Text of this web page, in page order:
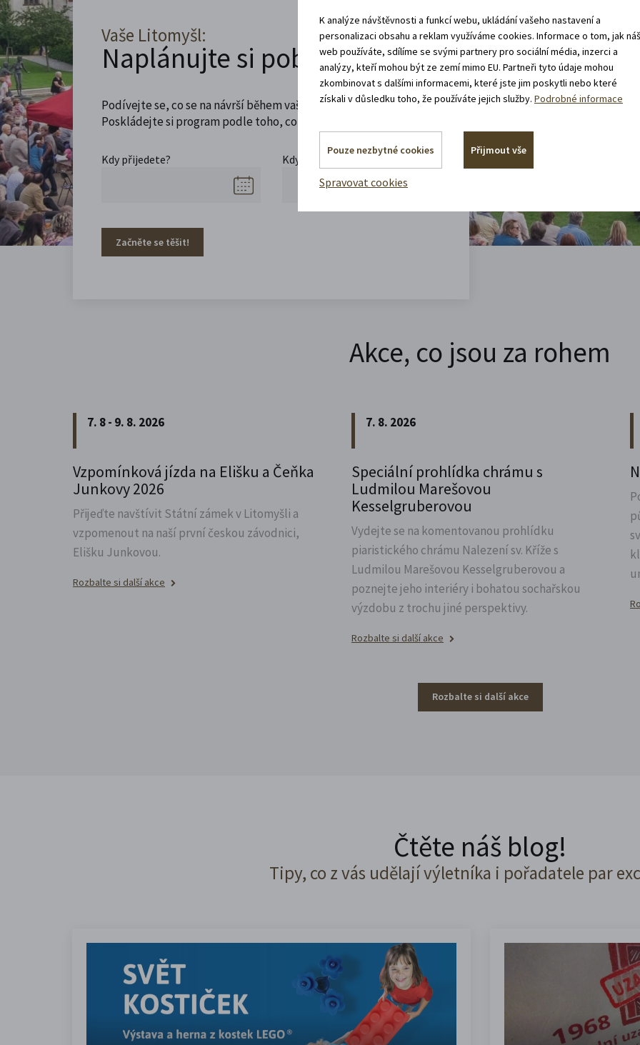
Vaše Litomyšl:
Naplánujte si pobyt
Podívejte se, co se na návrší během vaší návštěvy děje.
Poskládejte si program podle toho, co máte rádi.
Kdy přijedete? Kdy se vracíte domů?
Začněte se těšit!
Akce, co jsou za rohem
7. 8 - 9. 8. 2026
Vzpomínková jízda na Elišku a Čeňka
Junkovy 2026
Přijeďte navštívit Státní zámek v Litomyšli a
vzpomenout na naší první českou závodnici,
Elišku Junkovou.
Rozbalte si další akce
7. 8. 2026
Speciální prohlídka chrámu s
Ludmilou Marešovou
Kesselgruberovou
Vydejte se na komentovanou prohlídku
piaristického chrámu Nalezení sv. Kříže s
Ludmilou Marešovou Kesselgruberovou a
poznejte jeho interiéry i bohatou sochařskou
výzdobu z trochu jiné perspektivy.
Rozbalte si další akce
Rozbalte si další akce
Čtěte náš blog!
Tipy, co z vás udělají výletníka i pořadatele par
K analýze návštěvnosti a funkcí webu, ukládání vašeho nastavení a
personalizaci obsahu a reklam využíváme cookies. Informace o tom, jak
web používáte, sdílíme se svými partnery pro sociální média, inzerci a
analýzy, kteří mohou být ze zemí mimo EU. Partneři tyto údaje mohou
zkombinovat s dalšími informacemi, které jste jim poskytli nebo které
získali v důsledku toho, že používáte jejich služby.Podrobné informace
Pouze nezbytné cookies Přijmout vše
Spravovat cookies